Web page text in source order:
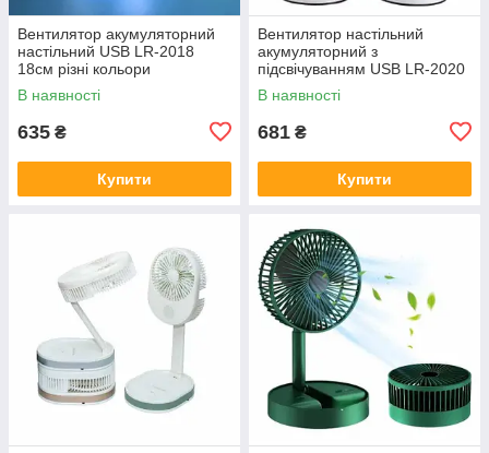
Вентилятор акумуляторний
настільний USB LR-2018
18см різні кольори
В наявності
635 ₴
Купити
Вентилятор настільний
акумуляторний з
підсвічуванням USB LR-2020
діаметр 20см висота 50 см
В наявності
681 ₴
Купити